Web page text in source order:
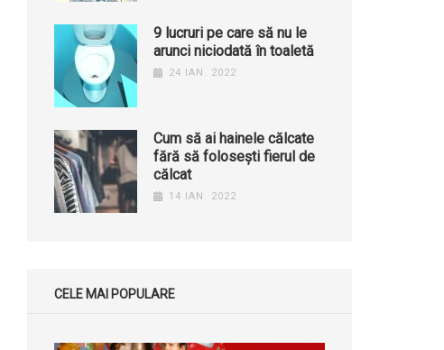
9 lucruri pe care să nu le
arunci niciodată în toaletă
24 IAN. 2022
Cum să ai hainele călcate
fără să folosești fierul de
călcat
14 IAN. 2022
CELE MAI POPULARE